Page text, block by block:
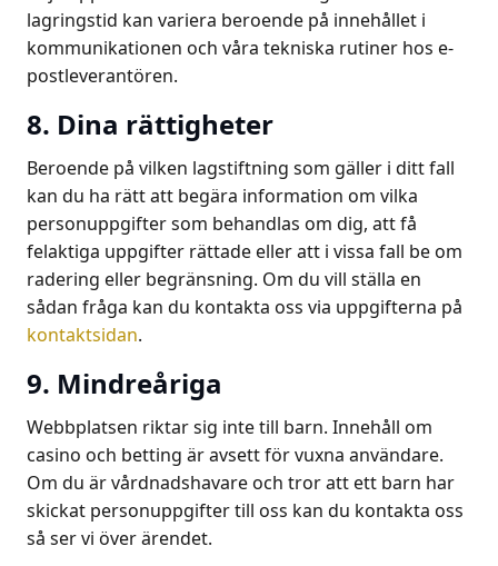
lagringstid kan variera beroende på innehållet i
kommunikationen och våra tekniska rutiner hos e-
postleverantören.
8. Dina rättigheter
Beroende på vilken lagstiftning som gäller i ditt fall
kan du ha rätt att begära information om vilka
personuppgifter som behandlas om dig, att få
felaktiga uppgifter rättade eller att i vissa fall be om
radering eller begränsning. Om du vill ställa en
sådan fråga kan du kontakta oss via uppgifterna på
kontaktsidan.
9. Mindreåriga
Webbplatsen riktar sig inte till barn. Innehåll om
casino och betting är avsett för vuxna användare.
Om du är vårdnadshavare och tror att ett barn har
skickat personuppgifter till oss kan du kontakta oss
så ser vi över ärendet.